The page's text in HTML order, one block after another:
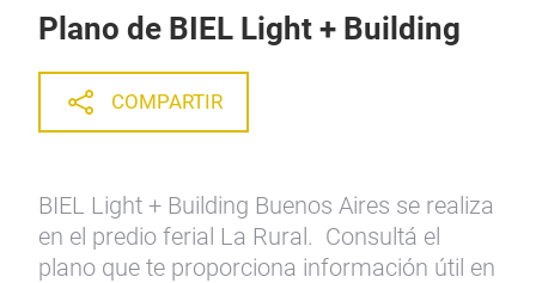
Plano de BIEL Light + Building
COMPARTIR
BIEL Light + Building Buenos Aires se realiza
en el predio ferial La Rural. Consultá el
plano que te proporciona información útil en